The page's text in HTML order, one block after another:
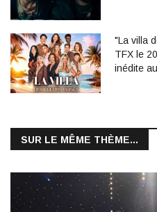
"La villa
TFX le
inédite
SUR LE MÊME THÈME...